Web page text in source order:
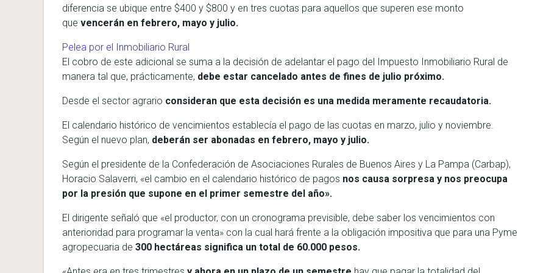
diferencia se ubique entre $400 y $800 y en tres cuotas para aquellos que superen ese monto
que vencerán en febrero, mayo y julio.
Pelea por el Inmobiliario Rural
El cobro de este adicional se suma a la decisión de adelantar el pago del Impuesto Inmobiliario Rural de
manera tal que, prácticamente, debe estar cancelado antes de fines de julio próximo.
Desde el sector agrario consideran que esta decisión es una medida meramente recaudatoria.
El calendario histórico de vencimientos establecía el pago de las cuotas en marzo, julio y noviembre.
Según el nuevo plan, deberán ser abonadas en febrero, mayo y julio.
Según el presidente de la Confederación de Asociaciones Rurales de Buenos Aires y La Pampa (Carbap),
Horacio Salaverri, «el cambio en el calendario histórico de pagos nos causa sorpresa y nos preocupa
por la presión que supone en el primer semestre del año».
El dirigente señaló que «el productor, con un cronograma previsible, debe saber los vencimientos con
anterioridad para programar la venta» con la cual hará frente a la obligación impositiva que para una Pyme
agropecuaria de 300 hectáreas significa un total de 60.000 pesos.